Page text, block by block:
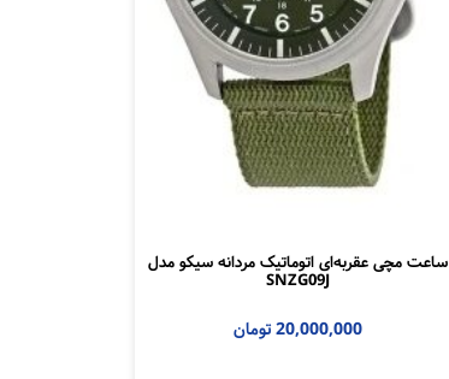
ساعت مچی عقربه‌ای اتوماتیک مردانه سیکو مدل
SNZG09J
20,000,000 تومان